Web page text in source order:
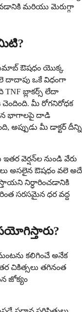
మరియు మెరుగ్గా
ఔషధం యొక్క
దాదాపు ఒకే విధంగా
TNF బ్లాకర్స్ లేదా
మీ రోగనిరోధక
భాగాలపై దాడి
అప్పుడు మీ డాక్టర్ దీన్ని
వెర్షన్‌ల నుండి వేరు
అసలైన ఔషధం వలె అదే
నిర్ధారించడానికి
సరసమైన ధర వద్ద
కలిగించే అనేక
చికిత్సలు తగినంత
జోక్యం